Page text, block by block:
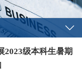
2023级本科生暑期